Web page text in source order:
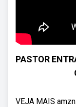
PASTOR
VEJA MAIS